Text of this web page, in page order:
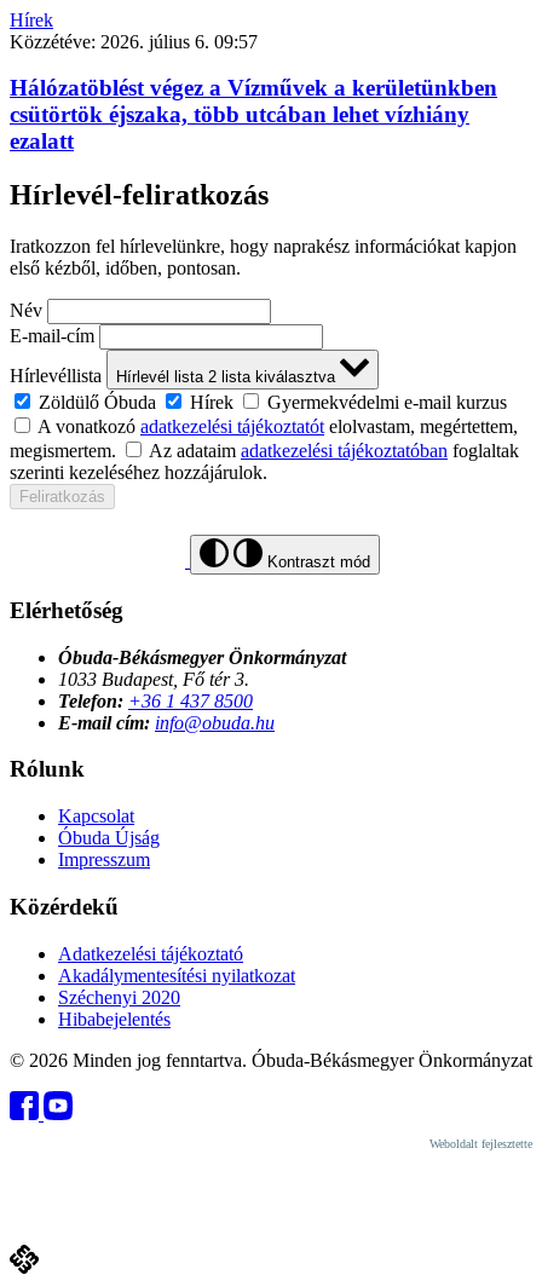
Hírek
Közzétéve: 2026. július 6. 09:57
Hálózatöblést végez a Vízművek a kerületünkben
csütörtök éjszaka, több utcában lehet vízhiány
ezalatt
Hírlevél-feliratkozás
Iratkozzon fel hírlevelünkre, hogy naprakész információkat kapjon
első kézből, időben, pontosan.
Név
E-mail-cím
Hírlevéllista
Hírlevél lista 2 lista kiválasztva
Zöldülő Óbuda Hírek
Gyermekvédelmi e-mail kurzus
A vonatkozó adatkezelési tájékoztatót elolvastam, megértettem,
megismertem.
Az adataim adatkezelési tájékoztatóban foglaltak
szerinti kezeléséhez hozzájárulok.
Feliratkozás
Kontraszt mód
Elérhetőség
Óbuda-Békásmegyer Önkormányzat
1033 Budapest, Fő tér 3.
Telefon: +36 1 437 8500
E-mail cím: info@obuda.hu
Rólunk
Kapcsolat
Óbuda Újság
Impresszum
Közérdekű
Adatkezelési tájékoztató
Akadálymentesítési nyilatkozat
Széchenyi 2020
Hibabejelentés
© 2026 Minden jog fenntartva. Óbuda-Békásmegyer Önkormányzat
Weboldalt fejlesztette